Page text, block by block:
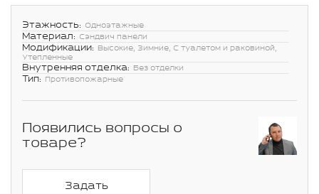
Этажность: Одноэтажные
Материал: Сэндвич панели
Модификации: Высокие, Зимние, С туалетом и раковиной,
Утепленные
Внутренняя отделка: Без отделки
Тип: Противопожарные
Появились вопросы о
товаре?
Задать